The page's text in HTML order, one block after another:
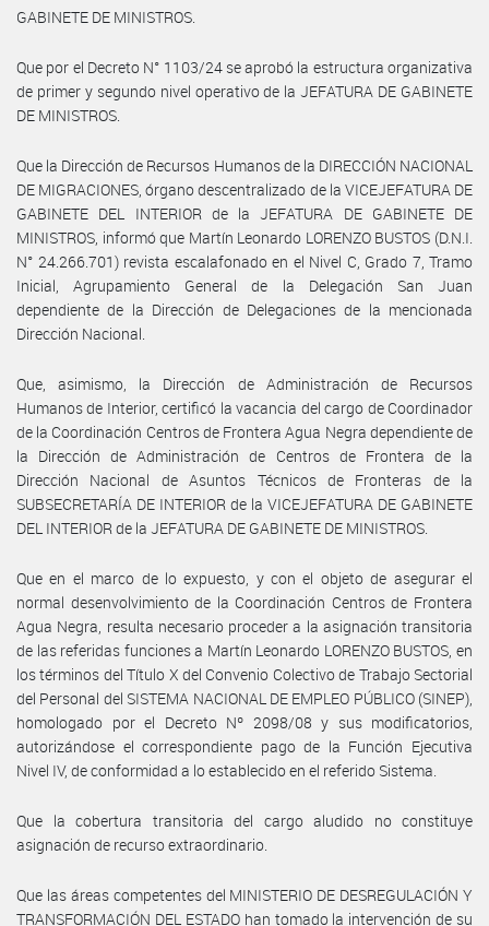
GABINETE DE MINISTROS.
Que por el Decreto N° 1103/24 se aprobó la estructura organizativa
de primer y segundo nivel operativo de la JEFATURA DE GABINETE
DE MINISTROS.
Que la Dirección de Recursos Humanos de la DIRECCIÓN NACIONAL
DE MIGRACIONES, órgano descentralizado de la VICEJEFATURA DE
GABINETE DEL INTERIOR de la JEFATURA DE GABINETE DE
MINISTROS, informó que Martín Leonardo LORENZO BUSTOS (D.N.I.
N° 24.266.701) revista escalafonado en el Nivel C, Grado 7, Tramo
Inicial, Agrupamiento General de la Delegación San Juan
dependiente de la Dirección de Delegaciones de la mencionada
Dirección Nacional.
Que, asimismo, la Dirección de Administración de Recursos
Humanos de Interior, certificó la vacancia del cargo de Coordinador
de la Coordinación Centros de Frontera Agua Negra dependiente de
la Dirección de Administración de Centros de Frontera de la
Dirección Nacional de Asuntos Técnicos de Fronteras de la
SUBSECRETARÍA DE INTERIOR de la VICEJEFATURA DE GABINETE
DEL INTERIOR de la JEFATURA DE GABINETE DE MINISTROS.
Que en el marco de lo expuesto, y con el objeto de asegurar el
normal desenvolvimiento de la Coordinación Centros de Frontera
Agua Negra, resulta necesario proceder a la asignación transitoria
de las referidas funciones a Martín Leonardo LORENZO BUSTOS, en
los términos del Título X del Convenio Colectivo de Trabajo Sectorial
del Personal del SISTEMA NACIONAL DE EMPLEO PÚBLICO (SINEP),
homologado por el Decreto Nº 2098/08 y sus modificatorios,
autorizándose el correspondiente pago de la Función Ejecutiva
Nivel IV, de conformidad a lo establecido en el referido Sistema.
Que la cobertura transitoria del cargo aludido no constituye
asignación de recurso extraordinario.
Que las áreas competentes del MINISTERIO DE DESREGULACIÓN Y
TRANSFORMACIÓN DEL ESTADO han tomado la intervención de su